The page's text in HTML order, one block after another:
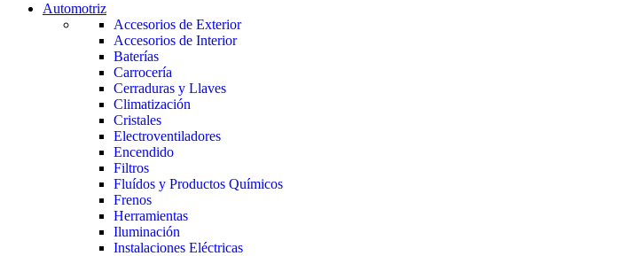
Automotriz
Accesorios de Exterior
Accesorios de Interior
Baterías
Carrocería
Cerraduras y Llaves
Climatización
Cristales
Electroventiladores
Encendido
Filtros
Fluídos y Productos Químicos
Frenos
Herramientas
Iluminación
Instalaciones Eléctricas